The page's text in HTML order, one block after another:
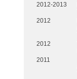
2012-2013
2012
2012
2011